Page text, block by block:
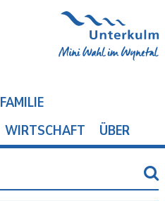
FAMILIE
WIRTSCHAFT ÜBER